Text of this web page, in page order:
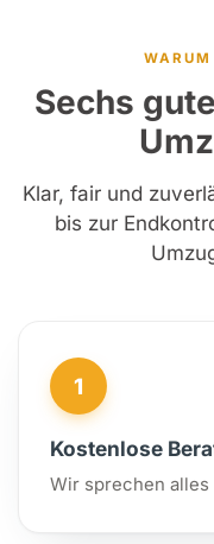
Sechs
Klar, fair und
bis zur
1
Kostenlose
Wir sprechen alles